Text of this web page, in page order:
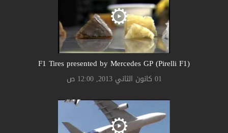
F1 Tires presented by Mercedes GP (Pirelli F1)
01 كانون الثاني 2013, 12:00 ص